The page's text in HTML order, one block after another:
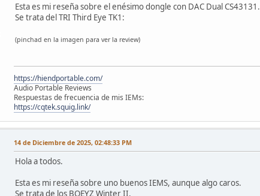
Esta es mi reseña sobre el enésimo dongle con DAC Dual CS43131.
Se trata del TRI Third Eye TK1:
(pinchad en la imagen para ver la review)
https://hiendportable.com/
Audio Portable Reviews
Respuestas de frecuencia de mis IEMs:
https://cqtek.squig.link/
14 de Diciembre de 2025, 02:48:33 PM
Hola a todos.
Esta es mi reseña sobre uno buenos IEMS, aunque algo caros.
Se trata de los BQEYZ Winter II.